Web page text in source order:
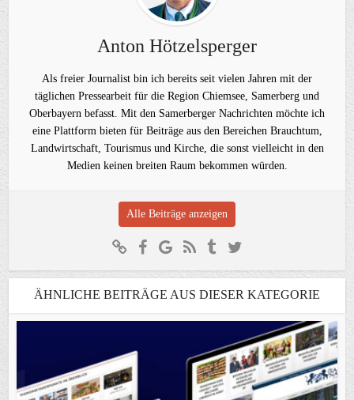
Anton Hötzelsperger
Als freier Journalist bin ich bereits seit vielen Jahren mit der
täglichen Pressearbeit für die Region Chiemsee, Samerberg und
Oberbayern befasst. Mit den Samerberger Nachrichten möchte ich
eine Plattform bieten für Beiträge aus den Bereichen Brauchtum,
Landwirtschaft, Tourismus und Kirche, die sonst vielleicht in den
Medien keinen breiten Raum bekommen würden.
Alle Beiträge anzeigen
ÄHNLICHE BEITRÄGE AUS DIESER KATEGORIE